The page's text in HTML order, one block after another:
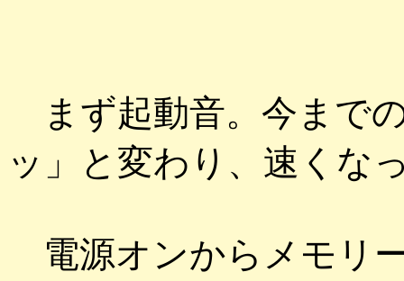
まず起動音。今まで
ッ」と変わり、速くな
電源オンからメモリ